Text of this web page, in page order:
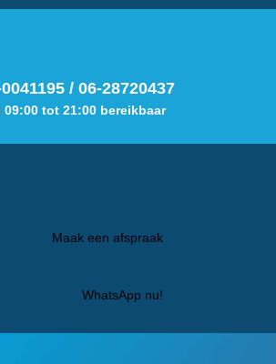
/ 06-28720437
09:00 tot 21:00 bereikbaar
Maak een afspraak
WhatsApp nu!